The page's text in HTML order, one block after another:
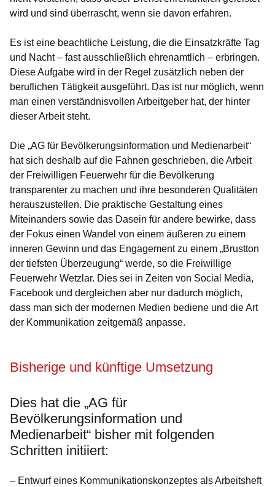
wird und sind überrascht, wenn sie davon erfahren.
Es ist eine beachtliche Leistung, die die Einsatzkräfte Tag
und Nacht – fast ausschließlich ehrenamtlich – erbringen.
Diese Aufgabe wird in der Regel zusätzlich neben der
beruflichen Tätigkeit ausgeführt. Das ist nur möglich, wenn
man einen verständnisvollen Arbeitgeber hat, der hinter
dieser Arbeit steht.
Die „AG für Bevölkerungsinformation und Medienarbeit“
hat sich deshalb auf die Fahnen geschrieben, die Arbeit
der Freiwilligen Feuerwehr für die Bevölkerung
transparenter zu machen und ihre besonderen Qualitäten
herauszustellen. Die praktische Gestaltung eines
Miteinanders sowie das Dasein für andere bewirke, dass
der Fokus einen Wandel von einem äußeren zu einem
inneren Gewinn und das Engagement zu einem „Brustton
der tiefsten Überzeugung“ werde, so die Freiwillige
Feuerwehr Wetzlar. Dies sei in Zeiten von Social Media,
Facebook und dergleichen aber nur dadurch möglich,
dass man sich der modernen Medien bediene und die Art
der Kommunikation zeitgemäß anpasse.
Bisherige und künftige Umsetzung
Dies hat die „AG für
Bevölkerungsinformation und
Medienarbeit“ bisher mit folgenden
Schritten initiiert:
– Entwurf eines Kommunikationskonzeptes als Arbeitsheft